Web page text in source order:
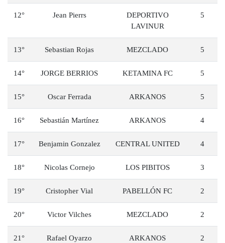
12° Jean Pierrs
DEPORTIVO
LAVINUR
5
13° Sebastian Rojas MEZCLADO 5
14° JORGE BERRIOS KETAMINA FC 5
15° Oscar Ferrada ARKANOS 5
16° Sebastián Martínez ARKANOS 4
17° Benjamin Gonzalez CENTRAL UNITED 4
18° Nicolas Cornejo LOS PIBITOS 3
19° Cristopher Vial PABELLÓN FC 2
20° Victor Vilches MEZCLADO 2
21° Rafael Oyarzo ARKANOS 2